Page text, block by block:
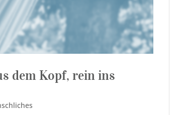
dem Kopf, rein ins